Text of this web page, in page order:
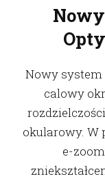
Nowy system
calowy
okularowy. W
e-